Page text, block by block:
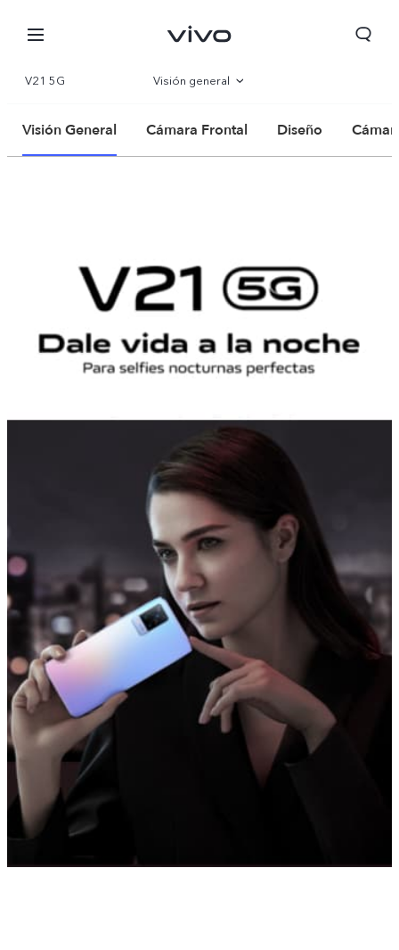
Perú | Seleccione país/región
V21 5G Visión general
Galería
Visión General Cámara Frontal Diseño